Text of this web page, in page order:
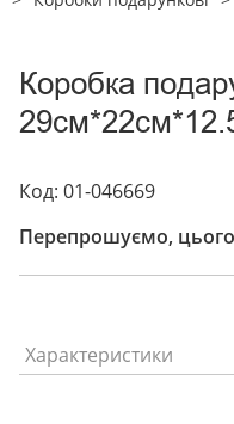
Коробка
Код: 01-046669
Перепрошуємо, цього
Характеристики